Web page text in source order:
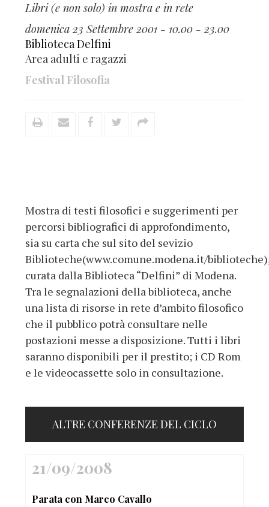
Libri (e non solo) in mostra e in rete
domenica 23 Settembre 2001 - 10.00 - 23.00
Biblioteca Delfini
Area adulti e ragazzi
Festival Filosofia
Mostra di testi filosofici e suggerimenti per
percorsi bibliografici di approfondimento,
sia su carta che sul sito del sevizio
Biblioteche(www.comune.modena.it/
curata dalla Biblioteca “Delfini” di Modena.
Tra le segnalazioni della biblioteca, anche
una lista di risorse in rete d’ambito filosofico
che il pubblico potrà consultare nelle
postazioni messe a disposizione. Tutti i libri
saranno disponibili per il prestito; i CD Rom
e le videocassette solo in consultazione.
ALTRE CONFERENZE DEL CICLO
21/09/2008
Parata con Marco Cavallo